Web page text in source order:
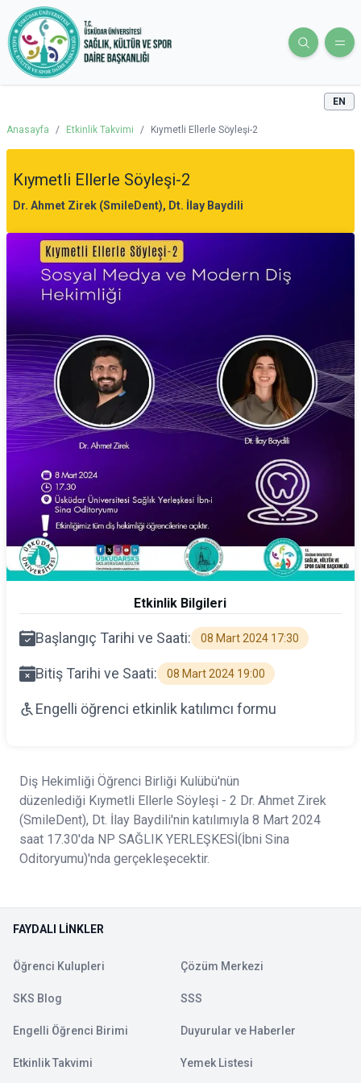
EN
Anasayfa / Etkinlik Takvimi / Kıymetli Ellerle Söyleşi-2
Kıymetli Ellerle Söyleşi-2
Dr. Ahmet Zirek (SmileDent), Dt. İlay Baydili
Etkinlik Bilgileri
Başlangıç Tarihi ve Saati: 08 Mart 2024 17:30
Bitiş Tarihi ve Saati: 08 Mart 2024 19:00
Engelli öğrenci etkinlik katılımcı formu
Diş Hekimliği Öğrenci Birliği Kulübü'nün
düzenlediği Kıymetli Ellerle Söyleşi - 2 Dr. Ahmet Zirek
(SmileDent), Dt. İlay Baydili'nin katılımıyla 8 Mart 2024
saat 17.30'da NP SAĞLIK YERLEŞKESİ(İbni Sina
Oditoryumu)'nda gerçekleşecektir.
FAYDALI LINKLER
Öğrenci Kulupleri Çözüm Merkezi
SKS Blog SSS
Engelli Öğrenci Birimi Duyurular ve Haberler
Etkinlik Takvimi Yemek Listesi